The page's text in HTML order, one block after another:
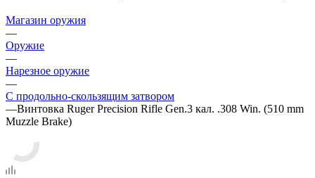
Магазин оружия
—
Оружие
—
Нарезное оружие
—
С продольно-скользящим затвором
—Винтовка Ruger Precision Rifle Gen.3 кал. .308 Win. (510 mm
Muzzle Brake)